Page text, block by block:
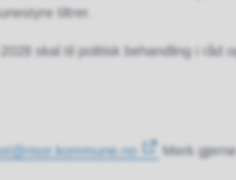
tiltrer.
skal til politisk behandling i råd
Merk